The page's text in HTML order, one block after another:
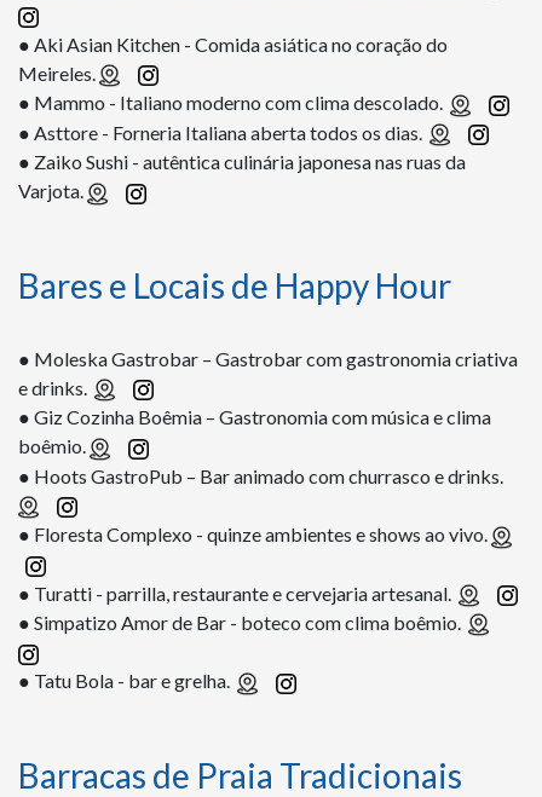
● Aki Asian Kitchen - Comida asiática no coração do
Meireles.
● Mammo - Italiano moderno com clima descolado.
● Asttore - Forneria Italiana aberta todos os dias.
● Zaiko Sushi - autêntica culinária japonesa nas ruas da
Varjota.
Bares e Locais de Happy Hour
● Moleska Gastrobar – Gastrobar com gastronomia criativa
e drinks.
● Giz Cozinha Boêmia – Gastronomia com música e clima
boêmio.
● Hoots GastroPub – Bar animado com churrasco e drinks.
● Floresta Complexo - quinze ambientes e shows ao vivo.
● Turatti - parrilla, restaurante e cervejaria artesanal.
● Simpatizo Amor de Bar - boteco com clima boêmio.
● Tatu Bola - bar e grelha.
Barracas de Praia Tradicionais